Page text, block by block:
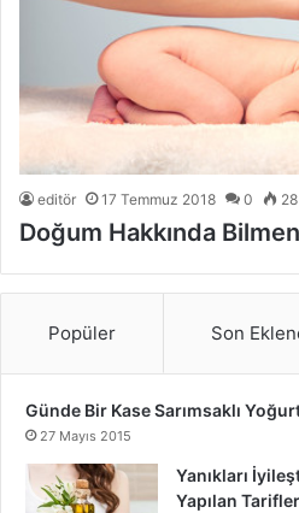
editör 17 Temmuz 2018 0 28
Doğum Hakkında
Popüler Son
Günde Bir Kase Sarımsaklı
27 Mayıs 2015
Yanıkları
Yapılan Tarifler